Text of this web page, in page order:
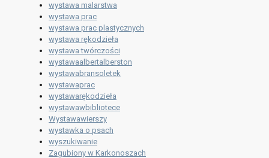
wystawa malarstwa
wystawa prac
wystawa prac plastycznych
wystawa rękodzieła
wystawa twórczości
wystawaalbertalberston
wystawabransoletek
wystawaprac
wystawarękodzieła
wystawawbibliotece
Wystawawierszy
wystawka o psach
wyszukiwanie
Zagubiony w Karkonoszach